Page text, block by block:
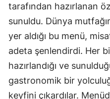
tarafından hazırlanan
sunuldu. Dünya
yer aldığı bu menü,
adeta şenlendirdi. Her
hazırlandığı ve
gastronomik bir
keyfini çıkardılar.